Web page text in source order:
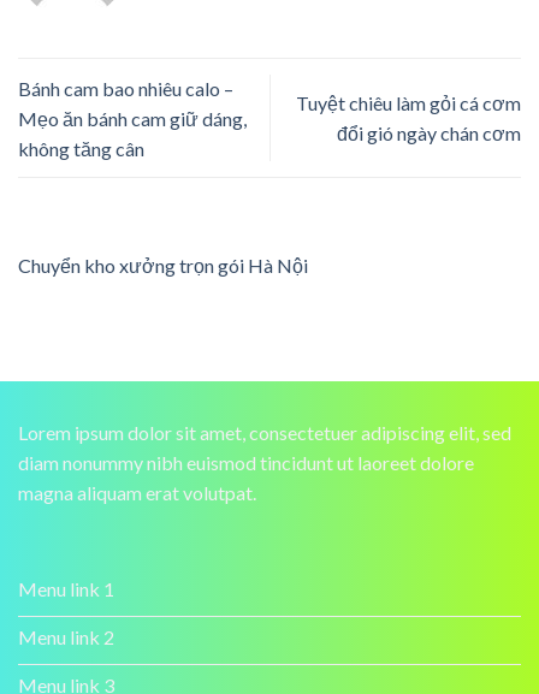
Bánh cam bao nhiêu calo –
Mẹo ăn bánh cam giữ dáng,
không tăng cân
Tuyệt chiêu làm gỏi cá cơm
đổi gió ngày chán cơm
Chuyển kho xưởng trọn gói Hà Nội
Lorem ipsum dolor sit amet, consectetuer adipiscing elit, sed
diam nonummy nibh euismod tincidunt ut laoreet dolore
magna aliquam erat volutpat.
Menu link 1
Menu link 2
Menu link 3